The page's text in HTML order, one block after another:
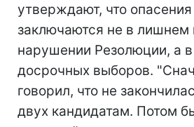
утверждают, что
заключаются не в лишнем
нарушении Резолюции, а
досрочных выборов.
говорил, что не
двух кандидатам. Потом